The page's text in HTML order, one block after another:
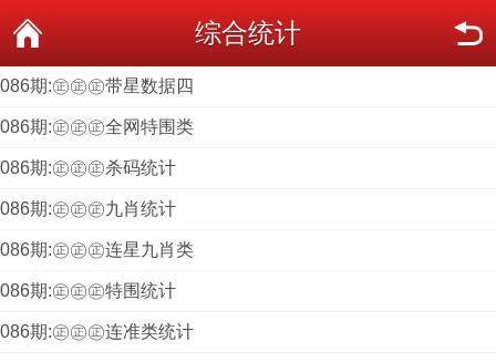
综合统计
086期:㊣㊣㊣带星数据四
086期:㊣㊣㊣全网特围类
086期:㊣㊣㊣杀码统计
086期:㊣㊣㊣九肖统计
086期:㊣㊣㊣连星九肖类
086期:㊣㊣㊣特围统计
086期:㊣㊣㊣连准类统计